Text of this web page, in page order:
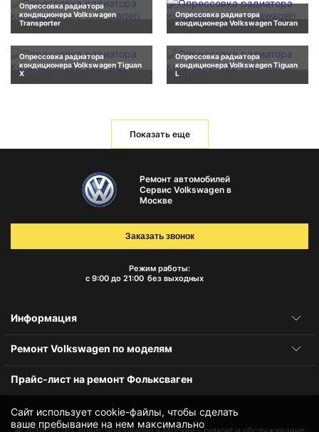
Опрессовка радиатора
кондиционера Volkswagen
Transporter
Опрессовка радиатора
кондиционера Volkswagen Touran
Опрессовка радиатора
кондиционера Volkswagen Tiguan
X
Опрессовка радиатора
кондиционера Volkswagen Tiguan
L
Показать еще
Сайт использует cookie-файлы, чтобы сделать
ваше пребывание на нем максимально
Ремонт автомобилей
Сервис Volkswagen в
Москве
Режим работы:
с 9:00 до 21:00 без выходных
Заказать звонок
Информация
Ремонт Volkswagen по моделям
Прайс-лист на ремонт Фольксваген